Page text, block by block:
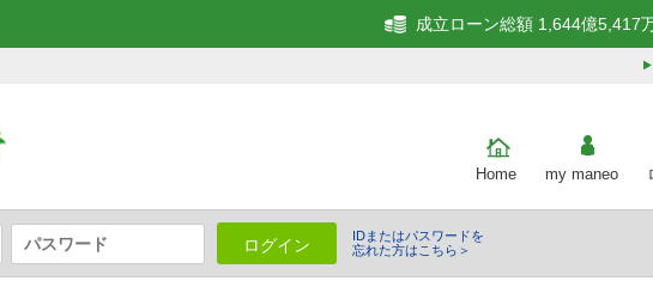
成立ローン総額 1,644億5,417
Home my maneo
ログイン
IDまたはパスワードを
忘れた方はこちら＞